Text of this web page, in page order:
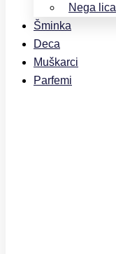
Nega lica
Šminka
Deca
Muškarci
Parfemi